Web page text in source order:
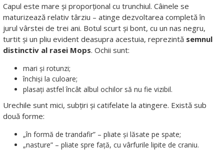
Capul este mare și proporțional cu trunchiul. Câinele se
maturizează relativ târziu – atinge dezvoltarea completă în
jurul vârstei de trei ani. Botul scurt și bont, cu un nas negru,
turtit și un pliu evident deasupra acestuia, reprezintă semnul
distinctiv al rasei Mops. Ochii sunt:
mari și rotunzi;
închiși la culoare;
plasați astfel încât albul ochilor să nu fie vizibil.
Urechile sunt mici, subțiri și catifelate la atingere. Există sub
două forme:
„în formă de trandafir” – pliate și lăsate pe spate;
„nasture” – pliate spre față, cu vârfurile lipite de craniu.